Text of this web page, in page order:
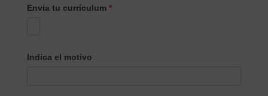
Envia tu currículum *
Indica el motivo